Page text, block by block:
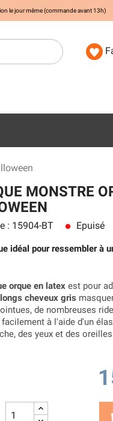
le jour même (commande avant 13h)
MONSTRE
: 15904-BT lens Epuisé
idéal pour ressembler à
orque en latex est pour
longs cheveux gris
de nombreuses
à l'aide d'un
des yeux et des